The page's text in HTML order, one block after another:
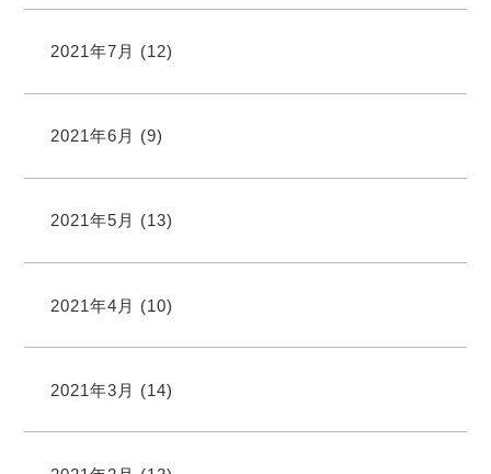
2021年7月 (12)
2021年6月 (9)
2021年5月 (13)
2021年4月 (10)
2021年3月 (14)